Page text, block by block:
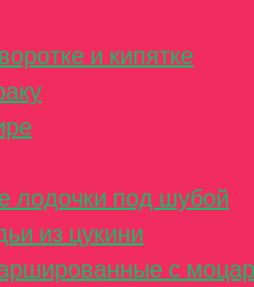
и кипятке
лодочки под шубой
из цукини
с